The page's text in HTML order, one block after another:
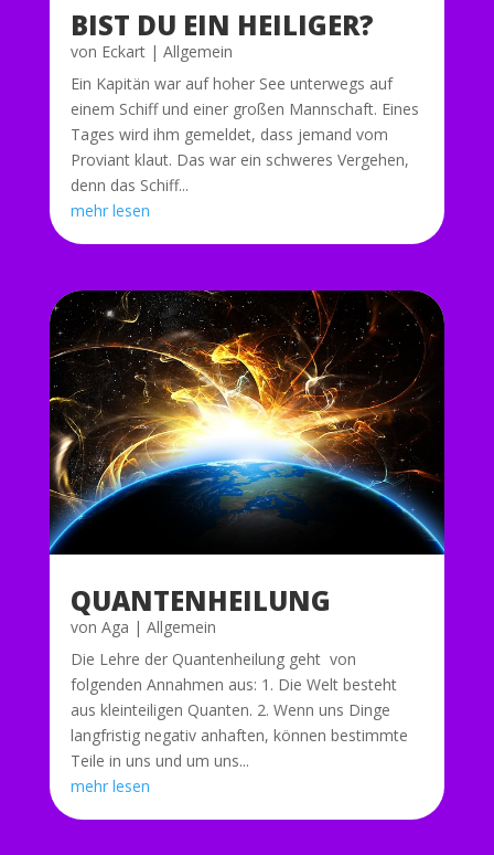
BIST DU EIN HEILIGER?
von Eckart| Allgemein
Ein Kapitän war auf hoher See unterwegs auf
einem Schiff und einer großen Mannschaft. Eines
Tages wird ihm gemeldet, dass jemand vom
Proviant klaut. Das war ein schweres Vergehen,
denn das Schiff...
mehr lesen
QUANTENHEILUNG
von Aga | Allgemein
Die Lehre der Quantenheilung geht von
folgenden Annahmen aus: 1. Die Welt besteht
aus kleinteiligen Quanten. 2. Wenn uns Dinge
langfristig negativ anhaften, können bestimmte
Teile in uns und um uns...
mehr lesen